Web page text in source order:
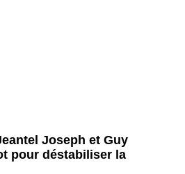
Joseph et Guy
pour déstabiliser la